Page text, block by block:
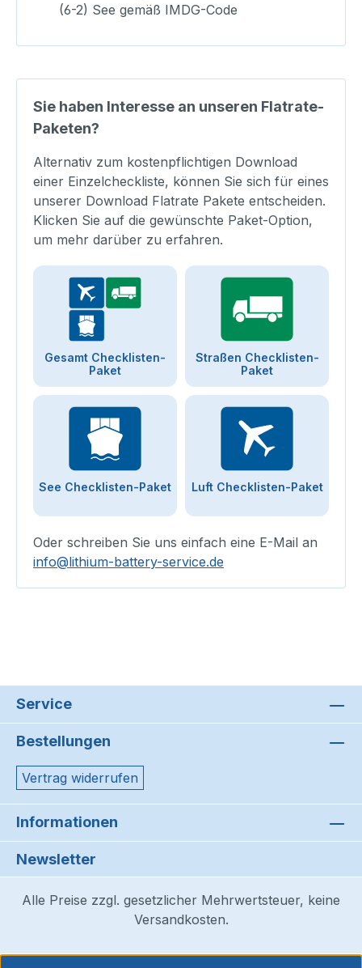
(6-2) See gemäß IMDG-Code
Sie haben Interesse an unseren Flatrate-
Paketen?
Alternativ zum kostenpflichtigen Download
einer Einzelcheckliste, können Sie sich für eines
unserer Download Flatrate Pakete entscheiden.
Klicken Sie auf die gewünschte Paket-Option,
um mehr darüber zu erfahren.
Gesamt Checklisten-
Paket
Straßen Checklisten-
Paket
See Checklisten-Paket Luft Checklisten-Paket
Oder schreiben Sie uns einfach eine E-Mail an
info@lithium-battery-service.de
Service
Bestellungen
Vertrag widerrufen
Informationen
Newsletter
Alle Preise zzgl. gesetzlicher Mehrwertsteuer, keine
Versandkosten.